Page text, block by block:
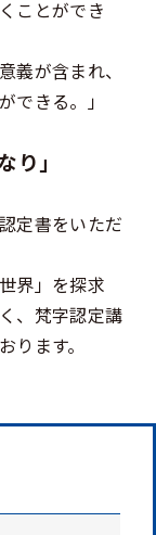
ことができ
義が含まれ、
できる。」
り」
定書をいただ
界」を探求
、梵字認定講
ります。